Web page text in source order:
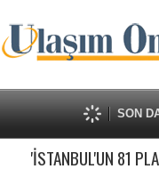
SON
'İSTANBUL'UN 81